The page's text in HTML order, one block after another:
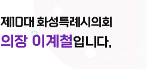
제10대 화성특례시의회
의장 이계철입니다.